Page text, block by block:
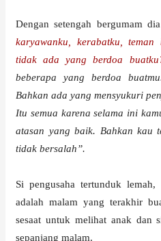
Dengan setengah bergumam
karyawanku, kerabatku, teman
tidak ada yang berdoa
beberapa yang berdoa
Bahkan ada yang mensyukuri
Itu semua karena selama ini
atasan yang baik. Bahkan kau
tidak bersalah”.
Si pengusaha tertunduk
adalah malam yang terakhir
sesaat untuk melihat anak dan
sepanjang malam.